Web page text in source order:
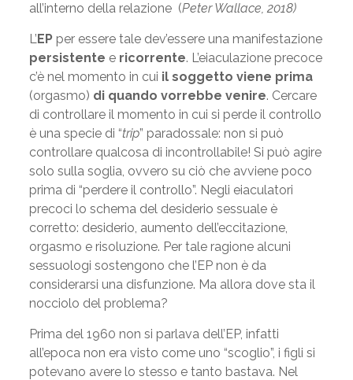
all’interno della relazione (Peter Wallace, 2018)
L’EP per essere tale dev’essere una manifestazione
persistente e ricorrente. L’eiaculazione precoce
c’è nel momento in cui il soggetto viene prima
(orgasmo) di quando vorrebbe venire. Cercare
di controllare il momento in cui si perde il controllo
è una specie di “trip” paradossale: non si può
controllare qualcosa di incontrollabile! Si può agire
solo sulla soglia, ovvero su ciò che avviene poco
prima di “perdere il controllo”. Negli eiaculatori
precoci lo schema del desiderio sessuale è
corretto: desiderio, aumento dell’eccitazione,
orgasmo e risoluzione. Per tale ragione alcuni
sessuologi sostengono che l’EP non è da
considerarsi una disfunzione. Ma allora dove sta il
nocciolo del problema?
Prima del 1960 non si parlava dell’EP, infatti
all’epoca non era visto come uno “scoglio”, i figli si
potevano avere lo stesso e tanto bastava. Nel